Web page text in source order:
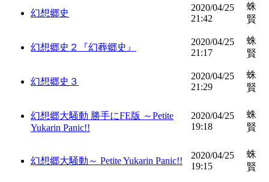
幻想郷史
2020/04/25
21:42
蛛
賢
幻想郷史２『幻葬郷史』
2020/04/25
21:17
蛛
賢
幻想郷史３
2020/04/25
21:29
蛛
賢
幻想郷大騒動 勝手にFE版 ～Petite
Yukarin Panic!!
2020/04/25
19:18
蛛
賢
幻想郷大騒動～ Petite Yukarin Panic!!
2020/04/25
19:15
蛛
賢